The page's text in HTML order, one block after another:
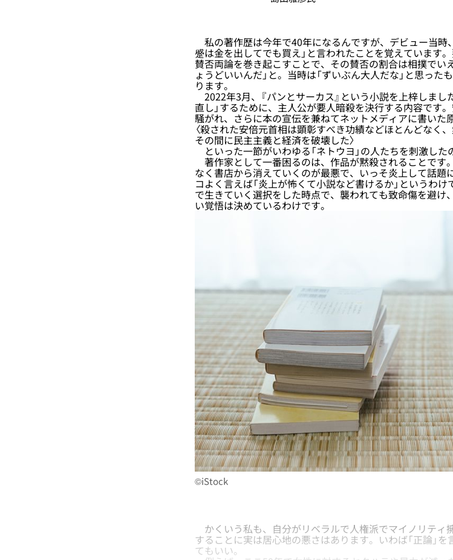
私の著作歴は今年で40年になるんですが、デビュー当時
蹙は金を出してでも買え」と言われたことを覚えています
賛否両論を巻き起こすことで、その賛否の割合は相撲でい
ょうどいいんだ」と。当時は「ずいぶん大人だな」と思っ
ります。
2022年3月、『パンとサーカス』という小説を上梓しまし
直し」するために、主人公が要人暗殺を決行する内容です
騒がれ、さらに本の宣伝を兼ねてネットメディアに書いた
〈殺された安倍元首相は顕彰すべき功績などほとんどなく
その間に民主主義と経済を破壊した〉
といった一節がいわゆる「ネトウヨ」の人たちを刺激した
著作家として一番困るのは、作品が黙殺されることです
なく書店から消えていくのが最悪で、いっそ炎上して話題
コよく言えば「炎上が怖くて小説など書けるか」というわ
で生きていく選択をした時点で、襲われても致命傷を避け
い覚悟は決めているわけです。
©iStock
かくいう私も、自分がリベラルで人権派でマイノリティ
することに実は居心地の悪さはあります。いわば「正論」
てもいい。